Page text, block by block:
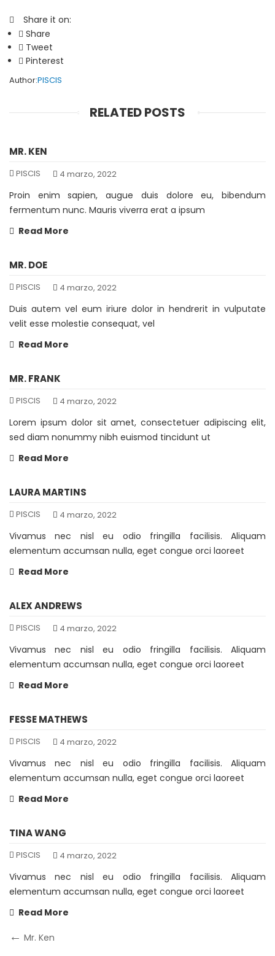
Share it on:
Share
Tweet
Pinterest
Author:PISCIS
RELATED POSTS
MR. KEN
PISCIS 4 marzo, 2022
Proin enim sapien, augue duis dolore eu, bibendum
fermentum nunc. Mauris viverra erat a ipsum
Read More
MR. DOE
PISCIS 4 marzo, 2022
Duis autem vel eum iriure dolor in hendrerit in vulputate
velit esse molestie consequat, vel
Read More
MR. FRANK
PISCIS 4 marzo, 2022
Lorem ipsum dolor sit amet, consectetuer adipiscing elit,
sed diam nonummy nibh euismod tincidunt ut
Read More
LAURA MARTINS
PISCIS 4 marzo, 2022
Vivamus nec nisl eu odio fringilla facilisis. Aliquam
elementum accumsan nulla, eget congue orci laoreet
Read More
ALEX ANDREWS
PISCIS 4 marzo, 2022
Vivamus nec nisl eu odio fringilla facilisis. Aliquam
elementum accumsan nulla, eget congue orci laoreet
Read More
FESSE MATHEWS
PISCIS 4 marzo, 2022
Vivamus nec nisl eu odio fringilla facilisis. Aliquam
elementum accumsan nulla, eget congue orci laoreet
Read More
TINA WANG
PISCIS 4 marzo, 2022
Vivamus nec nisl eu odio fringilla facilisis. Aliquam
elementum accumsan nulla, eget congue orci laoreet
Read More
Navegación
Previous
Mr. Ken